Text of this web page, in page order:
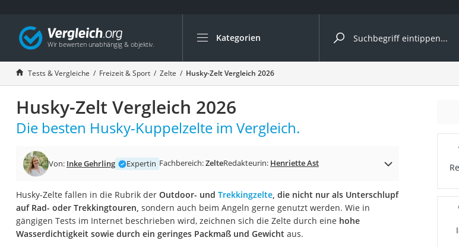
Kategorien
Die beliebtesten Vergleiche nach Kategorie
Freizeit & Sport
Gartentrampolin
Trampolin
Metalldetektor
Eufab-Fahrradträger
Trampolin 366 cm
Aluminium-Koffer
Futterboot
Air Bike
Tests & Vergleiche Freizeit & Sport Zelte Husky-Zelt Vergleich 2026
Husky-Zelt Vergleich 2026
Die besten Husky-Kuppelzelte im Vergleich.
Von: Inke Gehrling Expertin Fachbereich:ZelteRedakteurin: Henriette Ast
Husky-Zelte fallen in die Rubrik der Outdoor- und Trekkingzelte, die nicht nur als Unterschlupf
auf Rad- oder Trekkingtouren, sondern auch beim Angeln gerne genutzt werden. Wie in
gängigen Tests im Internet beschrieben wird, zeichnen sich die Zelte durch eine hohe
Wasserdichtigkeit sowie durch ein geringes Packmaß und Gewicht aus.